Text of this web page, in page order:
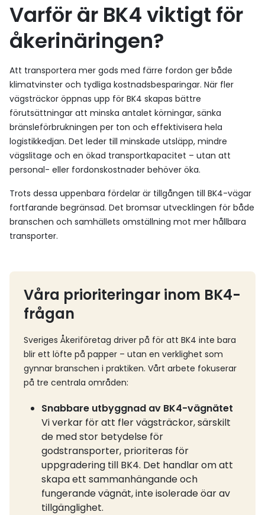
Varför är BK4 viktigt för
åkerinäringen?
Att transportera mer gods med färre fordon ger både
klimatvinster och tydliga kostnadsbesparingar. När fler
vägsträckor öppnas upp för BK4 skapas bättre
förutsättningar att minska antalet körningar, sänka
bränsleförbrukningen per ton och effektivisera hela
logistikkedjan. Det leder till minskade utsläpp, mindre
vägslitage och en ökad transportkapacitet – utan att
personal- eller fordonskostnader behöver öka.
Trots dessa uppenbara fördelar är tillgången till BK4-vägar
fortfarande begränsad. Det bromsar utvecklingen för både
branschen och samhällets omställning mot mer hållbara
transporter.
Våra prioriteringar inom BK4-
frågan
Sveriges Åkeriföretag driver på för att BK4 inte bara
blir ett löfte på papper – utan en verklighet som
gynnar branschen i praktiken. Vårt arbete fokuserar
på tre centrala områden:
Snabbare utbyggnad av BK4-vägnätet
Vi verkar för att fler vägsträckor, särskilt
de med stor betydelse för
godstransporter, prioriteras för
uppgradering till BK4. Det handlar om att
skapa ett sammanhängande och
fungerande vägnät, inte isolerade öar av
tillgänglighet.